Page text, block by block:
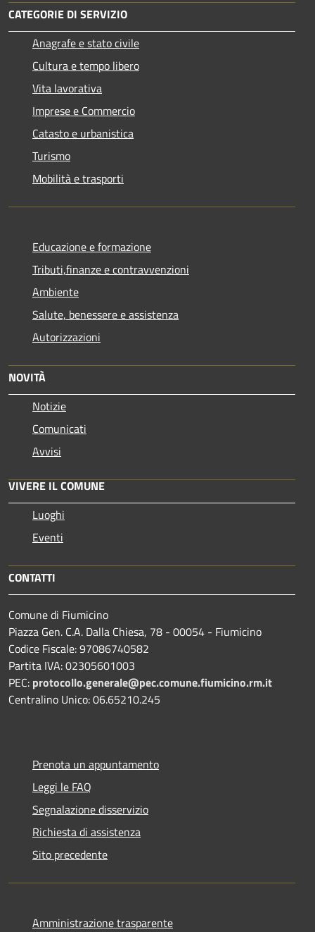
CATEGORIE DI SERVIZIO
Anagrafe e stato civile
Cultura e tempo libero
Vita lavorativa
Imprese e Commercio
Catasto e urbanistica
Turismo
Mobilità e trasporti
Educazione e formazione
Tributi,finanze e contravvenzioni
Ambiente
Salute, benessere e assistenza
Autorizzazioni
NOVITÀ
Notizie
Comunicati
Avvisi
VIVERE IL COMUNE
Luoghi
Eventi
CONTATTI
Comune di Fiumicino
Piazza Gen. C.A. Dalla Chiesa, 78 - 00054 - Fiumicino
Codice Fiscale: 97086740582
Partita IVA: 02305601003
PEC: protocollo.generale@pec.comune.fiumicino.rm.it
Centralino Unico: 06.65210.245
Prenota un appuntamento
Leggi le FAQ
Segnalazione disservizio
Richiesta di assistenza
Sito precedente
Amministrazione trasparente